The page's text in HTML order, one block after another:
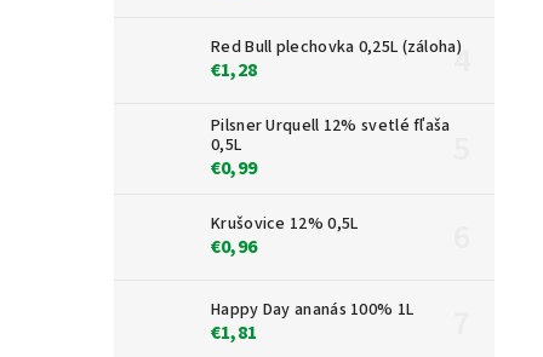
Red Bull plechovka 0,25L (záloha)
€1,28
Pilsner Urquell 12% svetlé fľaša
0,5L
€0,99
Krušovice 12% 0,5L
€0,96
Happy Day ananás 100% 1L
€1,81